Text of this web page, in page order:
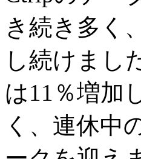
き続き多く
し続けまし
は11％増加
く、連休中